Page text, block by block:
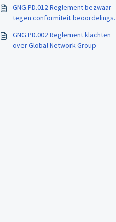
GNG.PD.012 Reglement bezwaar
tegen conformiteit beoordelings
GNG.PD.002 Reglement klachten
over Global Network Group